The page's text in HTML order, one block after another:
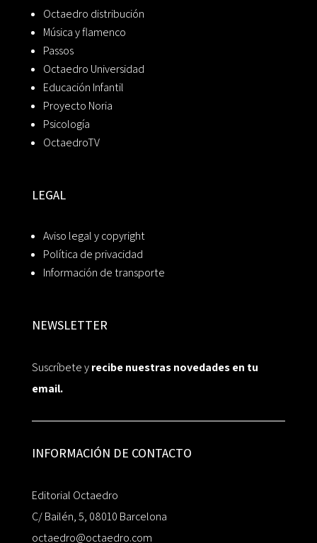
Octaedro distribución
Música y flamenco
Passos
Octaedro Universidad
Educación Infantil
Proyecto Noria
Psicología
OctaedroTV
LEGAL
Aviso legal y copyright
Política de privacidad
Información de transporte
NEWSLETTER
Suscríbete yrecibe nuestras novedades en tu
email.
INFORMACIÓN DE CONTACTO
Editorial Octaedro
C/ Bailén, 5, 08010 Barcelona
octaedro@octaedro.com